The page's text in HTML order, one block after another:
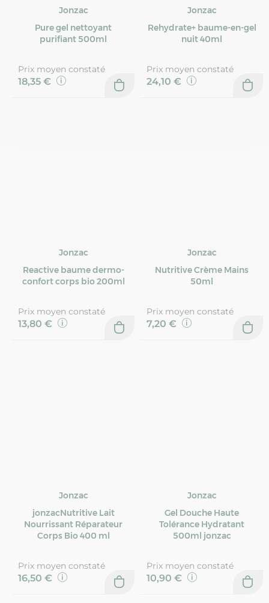
Jonzac
Pure gel nettoyant
purifiant 500ml
Prix moyen constaté
18,35 €
Jonzac
Rehydrate+ baume-en-gel
nuit 40ml
Prix moyen constaté
24,10 €
Jonzac
Reactive baume dermo-
confort corps bio 200ml
Prix moyen constaté
13,80 €
Jonzac
Nutritive Crème Mains
50ml
Prix moyen constaté
7,20 €
Jonzac
jonzacNutritive Lait
Nourrissant Réparateur
Corps Bio 400 ml
Prix moyen constaté
16,50 €
Jonzac
Gel Douche Haute
Tolérance Hydratant
500ml jonzac
Prix moyen constaté
10,90 €